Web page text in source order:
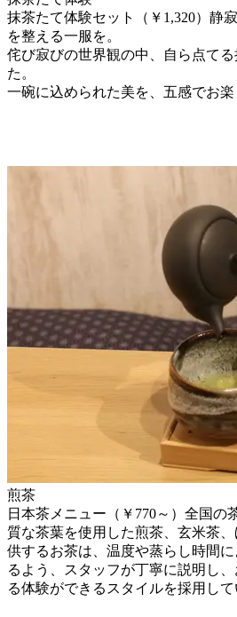
抹茶たて体験セット（￥1,320）静
を整える一服を。
侘び寂びの世界観の中、自ら点て
た。
一碗に込められた美を、五感でお楽
煎茶
日本茶メニュー（￥770～）全国の
質な茶葉を使用した煎茶、玄米茶
供するお茶は、温度や蒸らし時間
るよう、スタッフが丁寧に説明し
る体験ができるスタイルを採用して